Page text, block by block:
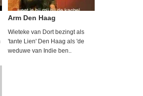
Arm Den Haag
Wieteke van Dort bezingt als
'tante Lien' Den Haag als 'de
weduwe van Indie ben..